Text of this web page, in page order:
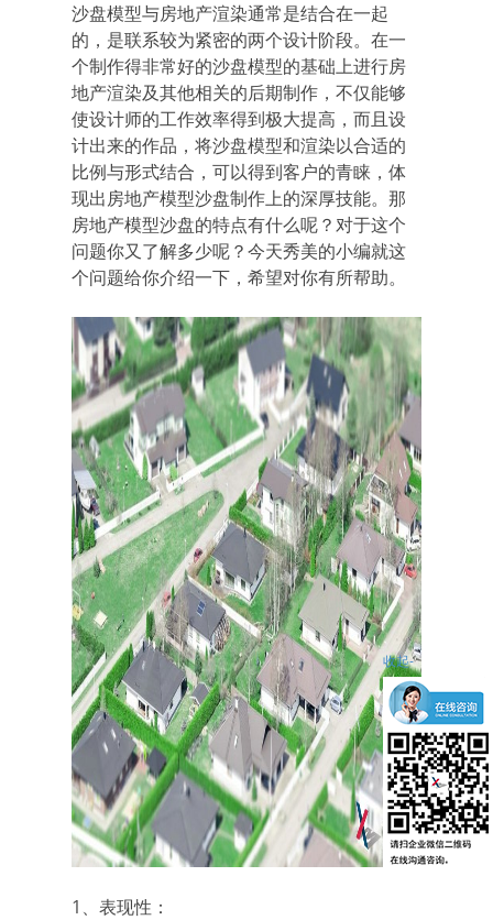
沙盘模型与房地产渲染通常是结合在一起
的，是联系较为紧密的两个设计阶段。在一
个制作得非常好的沙盘模型的基础上进行房
地产渲染及其他相关的后期制作，不仅能够
使设计师的工作效率得到极大提高，而且设
计出来的作品，将沙盘模型和渲染以合适的
比例与形式结合，可以得到客户的青睐，体
现出房地产模型沙盘制作上的深厚技能。那
房地产模型沙盘的特点有什么呢？对于这个
问题你又了解多少呢？今天秀美的小编就这
个问题给你介绍一下，希望对你有所帮助。
1、表现性：
收起-